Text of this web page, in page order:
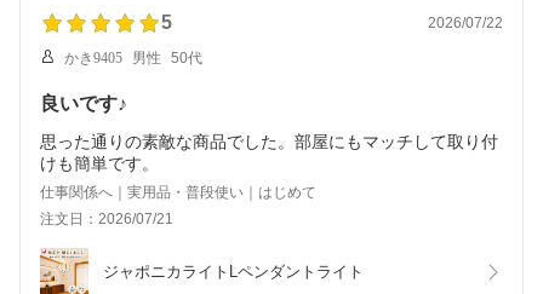
5 2026/07/22
かき9405 男性 50代
良いです♪
思った通りの素敵な商品でした。部屋にもマッチして取り付
けも簡単です。
仕事関係へ｜実用品・普段使い｜はじめて
注文日：2026/07/21
ジャポニカライトLペンダントライト